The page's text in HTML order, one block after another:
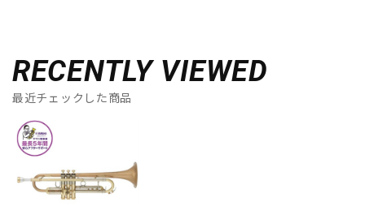
RECENTLY VIEWED
最近チェックした商品